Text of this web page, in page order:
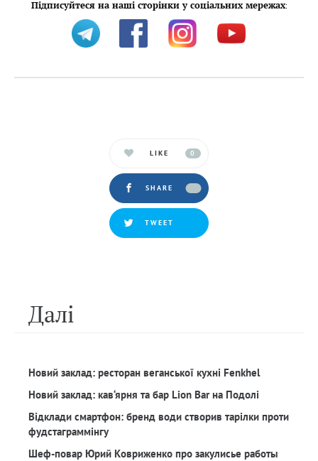
Підписуйтеся на наші сторінки у соціальних мережах:
LIKE 0
SHARE
TWEET
Далi
Новий заклад: ресторан веганської кухні Fenkhel
Новий заклад: кав‘ярня та бар Lion Bar на Подолі
Відклади смартфон: бренд води створив тарілки проти
фудстаграммінгу
Шеф-повар Юрий Ковриженко про закулисье работы